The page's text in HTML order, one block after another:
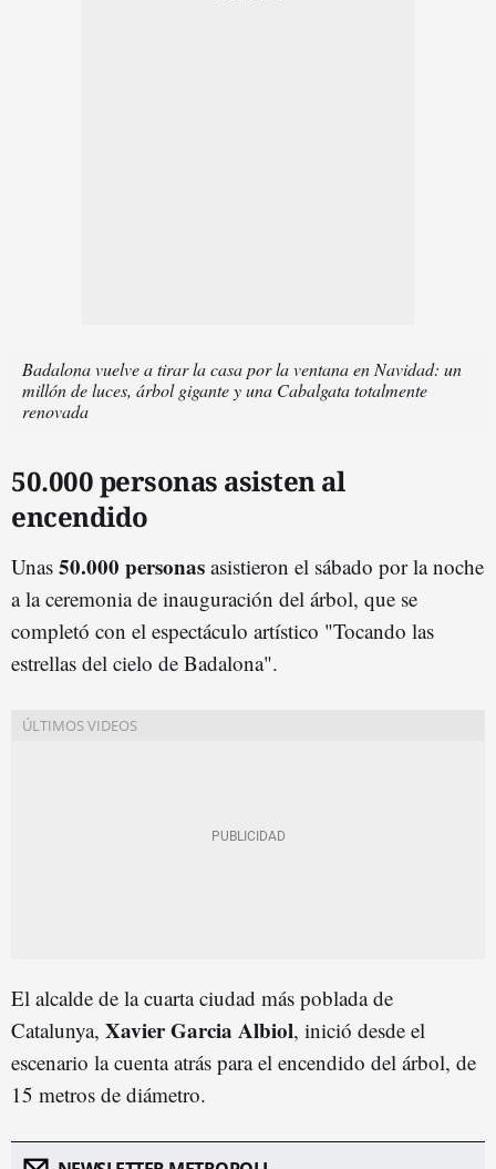
Badalona vuelve a tirar la casa por la ventana en Navidad: un
millón de luces, árbol gigante y una Cabalgata totalmente
renovada
50.000 personas asisten al
encendido
Unas 50.000 personas asistieron el sábado por la noche
a la ceremonia de inauguración del árbol, que se
completó con el espectáculo artístico "Tocando las
estrellas del cielo de Badalona".
El alcalde de la cuarta ciudad más poblada de
Catalunya, Xavier Garcia Albiol, inició desde el
escenario la cuenta atrás para el encendido del árbol, de
15 metros de diámetro.